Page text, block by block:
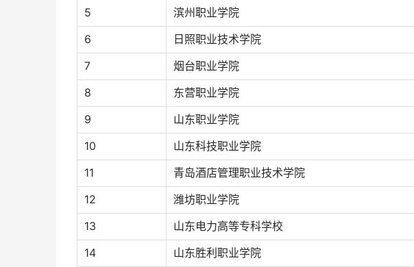
5 滨州职业学院
6 日照职业技术学院
7 烟台职业学院
8 东营职业学院
9 山东职业学院
10 山东科技职业学院
11 青岛酒店管理职业技术学院
12 潍坊职业学院
13 山东电力高等专科学校
14 山东胜利职业学院